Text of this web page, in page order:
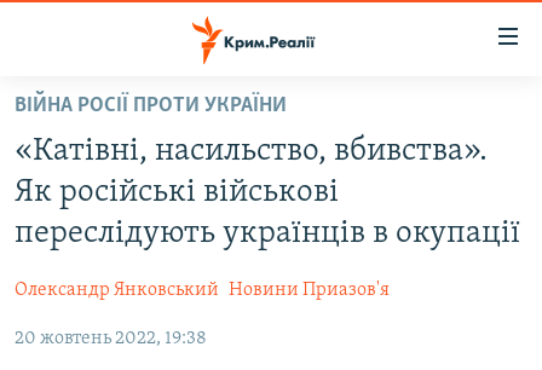
Перейти
основного
матеріалу
Перейти
до
основної
Перейти
ВІДЕО ТА ФОТО
БЛОГИ
ПОГЛЯД
ВІЙНА РОСІЇ ПРОТИ УКРАЇНИ
«Катівні, насильство, вбивства».
Як російські військові
переслідують українців в окупації
Олександр Янковський Новини Приазов'я
20 жовтень 2022, 19:38